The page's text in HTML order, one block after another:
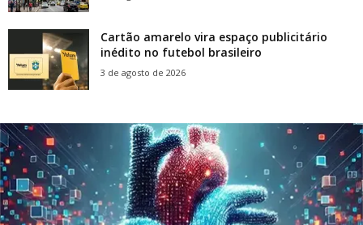
Cartão amarelo vira espaço publicitário
inédito no futebol brasileiro
3 de agosto de 2026